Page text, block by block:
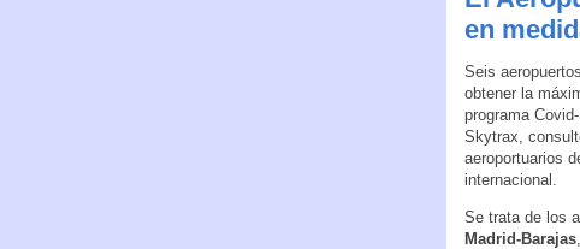
en
Seis
obtener la
programa
Skytrax,
aeroportuarios
internacional.
Se trata de los
Madrid-Barajas